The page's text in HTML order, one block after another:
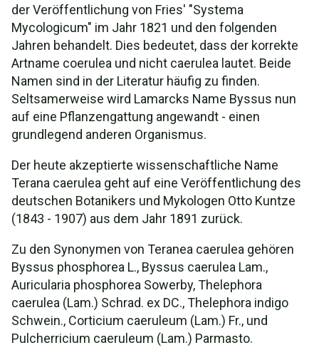
der Veröffentlichung von Fries' "Systema
Mycologicum" im Jahr 1821 und den folgenden
Jahren behandelt. Dies bedeutet, dass der korrekte
Artname coerulea und nicht caerulea lautet. Beide
Namen sind in der Literatur häufig zu finden.
Seltsamerweise wird Lamarcks Name Byssus nun
auf eine Pflanzengattung angewandt - einen
grundlegend anderen Organismus.
Der heute akzeptierte wissenschaftliche Name
Terana caerulea geht auf eine Veröffentlichung des
deutschen Botanikers und Mykologen Otto Kuntze
(1843 - 1907) aus dem Jahr 1891 zurück.
Zu den Synonymen von Teranea caerulea gehören
Byssus phosphorea L., Byssus caerulea Lam.,
Auricularia phosphorea Sowerby, Thelephora
caerulea (Lam.) Schrad. ex DC., Thelephora indigo
Schwein., Corticium caeruleum (Lam.) Fr., und
Pulcherricium caeruleum (Lam.) Parmasto.